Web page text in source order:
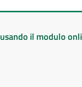
usando il modulo